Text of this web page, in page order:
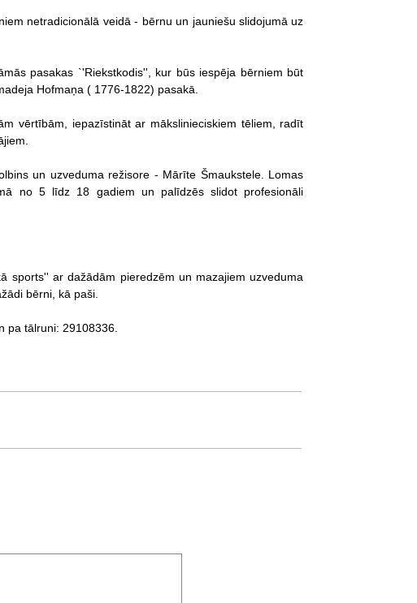
netradicionālā veidā - bērnu un jauniešu slidojumā uz
pasakas `'Riekstkodis'', kur būs iespēja bērniem būt
Hofmaņa ( 1776-1822) pasakā.
vērtībām, iepazīstināt ar mākslinieciskiem tēliem, radīt
un uzveduma režisore - Mārīte Šmaukstele. Lomas
no 5 līdz 18 gadiem un palīdzēs slidot profesionāli
sports'' ar dažādām pieredzēm un mazajiem uzveduma
bērni, kā paši.
pa tālruni: 29108336.